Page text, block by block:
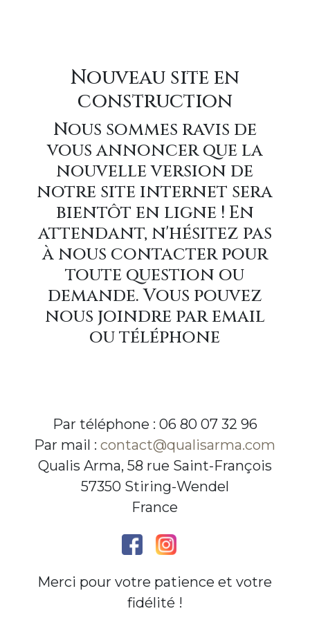
Nouveau site en
construction
Nous sommes ravis de
vous annoncer que la
nouvelle version de
notre site internet sera
bientôt en ligne ! En
attendant, n'hésitez pas
à nous contacter pour
toute question ou
demande. Vous pouvez
nous joindre par email
ou téléphone
Par téléphone : 06 80 07 32 96
Par mail :contact@qualisarma.com
Qualis Arma, 58 rue Saint-François
57350 Stiring-Wendel
France
Merci pour votre patience et votre
fidélité !